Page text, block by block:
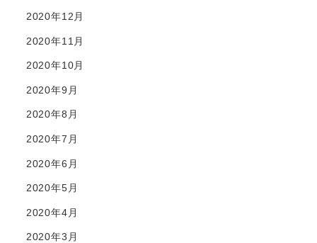
2020年12月
2020年11月
2020年10月
2020年9月
2020年8月
2020年7月
2020年6月
2020年5月
2020年4月
2020年3月